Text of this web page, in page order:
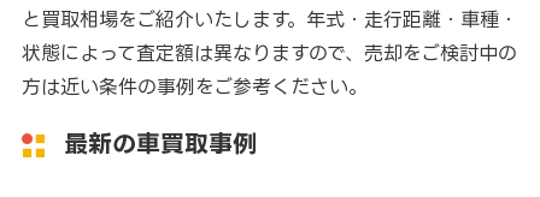
と買取相場をご紹介いたします。年式・走行距離・車種・
状態によって査定額は異なりますので、売却をご検討中の
方は近い条件の事例をご参考ください。
最新の車買取事例